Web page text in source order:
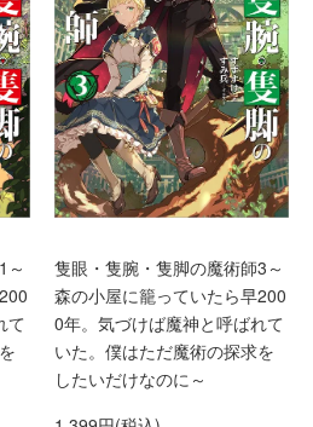
～
て
隻眼・隻腕・隻脚の魔術師3～
森の小屋に籠っていたら早200
0年。気づけば魔神と呼ばれて
いた。僕はただ魔術の探求を
したいだけなのに～